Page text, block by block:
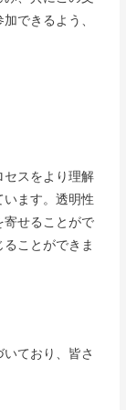
できるよう、
セスをより理解
います。透明性
寄せることがで
ことができま
ており、皆さ